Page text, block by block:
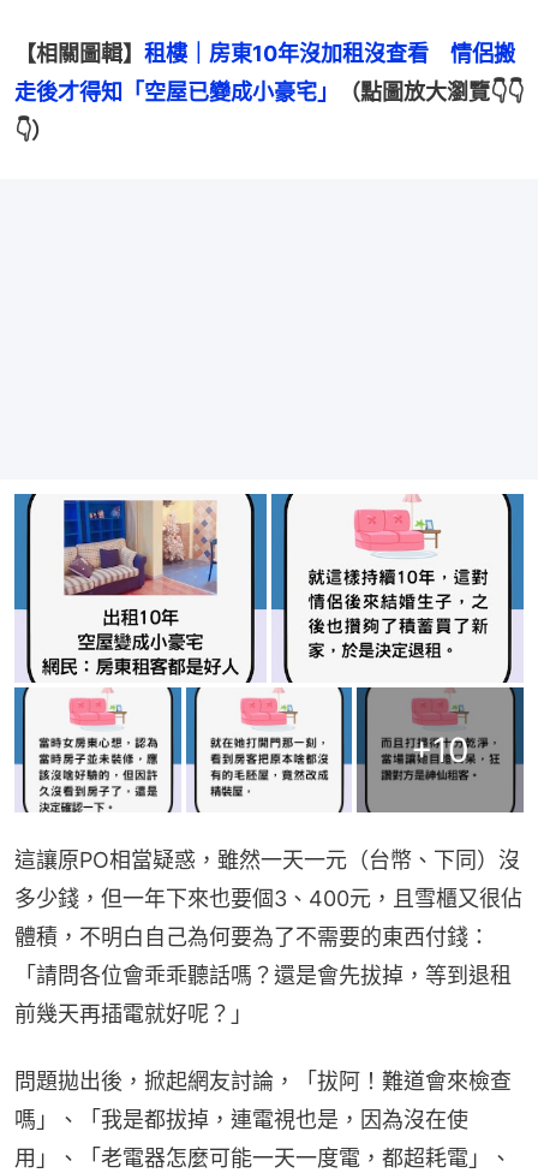
【相關圖輯】 租樓｜房東10年沒加租沒查看　情侶搬
走後才得知「空屋已變成小豪宅」
（點圖放大瀏覽👇👇
👇）
+10
這讓原PO相當疑惑，雖然一天一元（台幣、下同）沒
多少錢，但一年下來也要個3、400元，且雪櫃又很佔
體積，不明白自己為何要為了不需要的東西付錢：
「請問各位會乖乖聽話嗎？還是會先拔掉，等到退租
前幾天再插電就好呢？」
問題拋出後，掀起網友討論，「拔阿！難道會來檢查
嗎」、「我是都拔掉，連電視也是，因為沒在使
用」、「老電器怎麼可能一天一度電，都超耗電」、